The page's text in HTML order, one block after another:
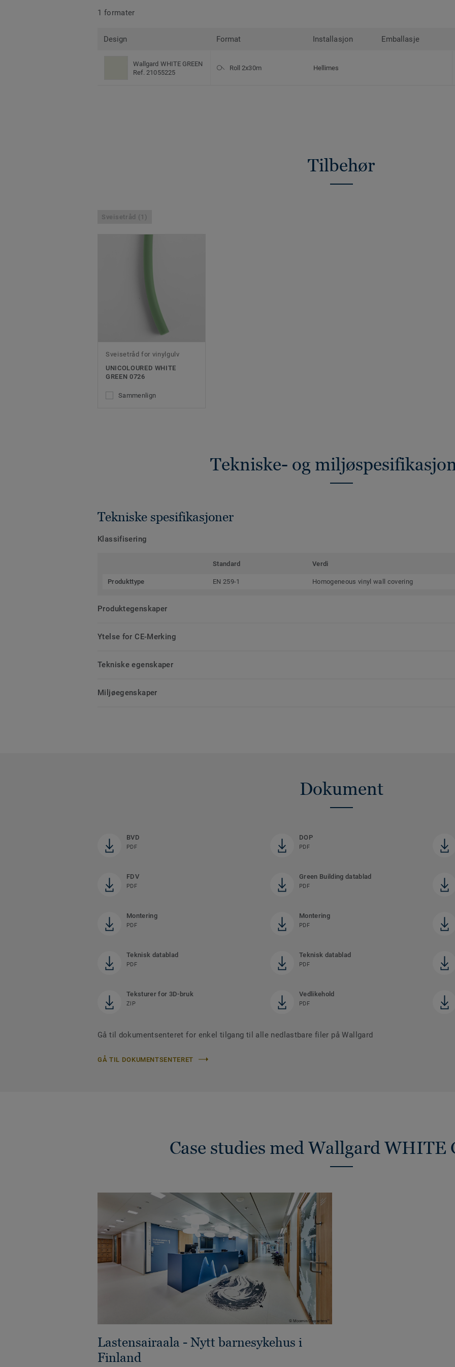
1 formater
Design Format Installasjon Emballasje
Wallgard WHITE GREEN
Ref. 21055225
Roll 2x30m Hellimes
Tilbehør
Sveisetråd (1)
Sveisetråd for vinylgulv
UNICOLOURED WHITE
GREEN 0726
Sammenlign
Tekniske- og
Tekniske spesifikasjoner
Klassifisering
Standard Verdi
Produkttype EN 259-1 Homogeneous vinyl wall covering
Produktegenskaper
Ytelse for CE-Merking
Tekniske egenskaper
Miljøegenskaper
Dokument
BVD
PDF
DOP
PDF
FDV
PDF
Green Building datablad
PDF
Montering
PDF
Montering
PDF
Teknisk datablad
PDF
Teknisk datablad
PDF
Teksturer for 3D-bruk
ZIP
Vedlikehold
PDF
Gå til dokumentsenteret for enkel tilgang til alle nedlastbare filer på Wallgard
GÅ TIL DOKUMENTSENTERET
Case studies med Wallgard WHITE
Lastensairaala - Nytt barnesykehus i
Finland